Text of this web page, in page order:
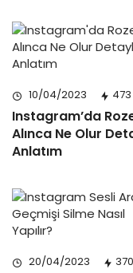
10/04/2023 473
Instagram’da
Alınca Ne Olur
Anlatım
20/04/2023 370